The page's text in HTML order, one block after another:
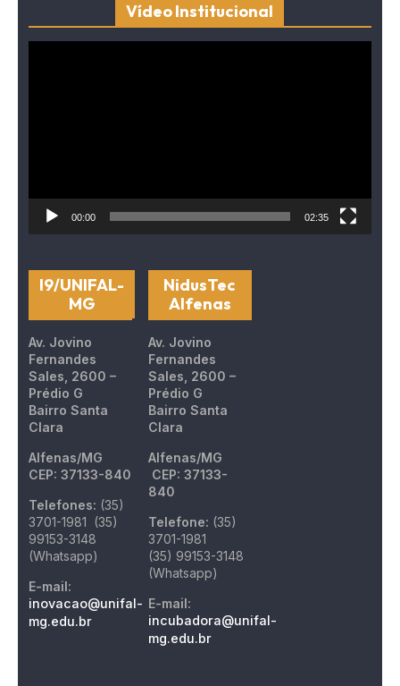
Vídeo Institucional
00:00 02:35
I9/UNIFAL-
MG
Av. Jovino
Fernandes
Sales, 2600 –
Prédio G
Bairro Santa
Clara
Alfenas/MG
CEP: 37133-840
Telefones: (35)
3701-1981 (35)
99153-3148
(Whatsapp)
E-mail:
inovacao@unifal-
mg.edu.br
NidusTec
Alfenas
Av. Jovino
Fernandes
Sales, 2600 –
Prédio G
Bairro Santa
Clara
Alfenas/MG
CEP: 37133-
840
Telefone: (35)
3701-1981
(35) 99153-3148
(Whatsapp)
E-mail:
incubadora@unifal-
mg.edu.br